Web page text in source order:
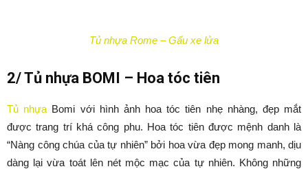
Tủ nhựa Rome – Gấu xe lửa
2/ Tủ nhựa BOMI – Hoa tóc tiên
Tủ nhựa Bomi với hình ảnh hoa tóc tiên nhẹ nhàng, đẹp mắt
được trang trí khá công phu. Hoa tóc tiên được mệnh danh là
“Nàng công chúa của tự nhiên” bởi hoa vừa đẹp mong manh, dịu
dàng lại vừa toát lên nét mộc mạc của tự nhiên. Không những